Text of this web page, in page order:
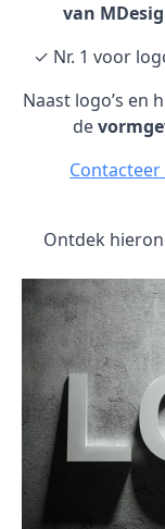
van
✓ Nr. 1 voor
Naast logo’s en
de
Contacteer
Ontdek